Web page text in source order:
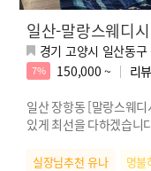
일산-말랑스웨디시
경기 고양시 일산동
7% 150,000 ~ 리뷰
일산 장항동 [말랑스웨
있게 최선을 다하겠습니
실장님추천 유나 명불